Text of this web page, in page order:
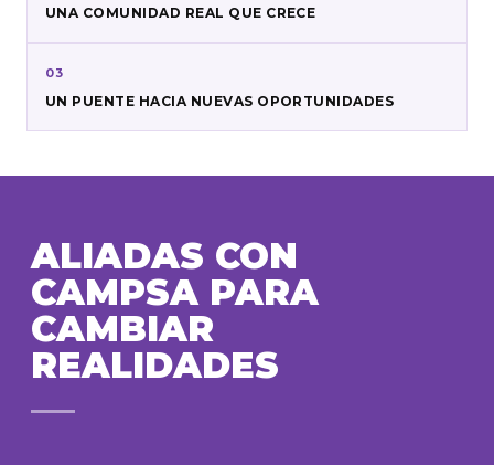
UNA COMUNIDAD REAL QUE CRECE
03
UN PUENTE HACIA NUEVAS OPORTUNIDADES
ALIADAS CON
CAMPSA PARA
CAMBIAR
REALIDADES